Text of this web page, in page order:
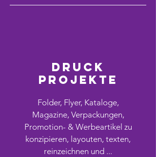
Druck
projekte
Folder, Flyer, Kataloge,
Magazine, Verpackungen,
Promotion- & Werbeartikel zu
konzipieren, layouten, texten,
reinzeichnen und ...